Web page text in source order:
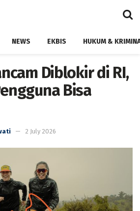
NEWS EKBIS HUKUM &
Diblokir di RI,
Bisa
2 July 2026